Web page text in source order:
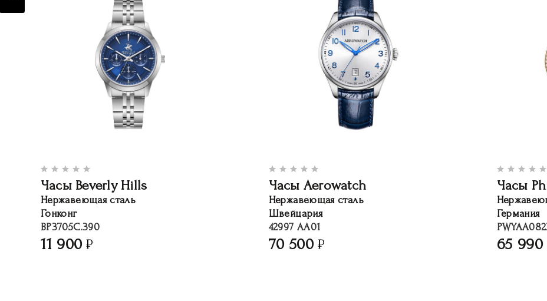
Часы Beverly Hills
Нержавеющая сталь
Гонконг
BP3705C.390
11 900
Часы Aerowatch
Нержавеющая сталь
Швейцария
42997 AA01
70 500
Часы
Германия
65 990